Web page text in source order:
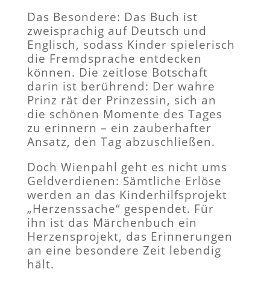
Das Besondere: Das Buch ist
zweisprachig auf Deutsch und
Englisch, sodass Kinder spielerisch
die Fremdsprache entdecken
können. Die zeitlose Botschaft
darin ist berührend: Der wahre
Prinz rät der Prinzessin, sich an
die schönen Momente des Tages
zu erinnern – ein zauberhafter
Ansatz, den Tag abzuschließen.
Doch Wienpahl geht es nicht ums
Geldverdienen: Sämtliche Erlöse
werden an das Kinderhilfsprojekt
„Herzenssache“ gespendet. Für
ihn ist das Märchenbuch ein
Herzensprojekt, das Erinnerungen
an eine besondere Zeit lebendig
hält.